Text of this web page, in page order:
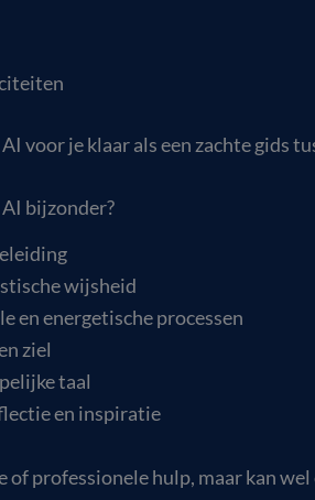
voor je klaar als een zachte gids
bijzonder?
wijsheid
en energetische processen
ziel
taal
en inspiratie
of professionele hulp, maar kan